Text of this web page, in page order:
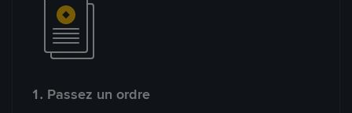
1. Passez un ordre